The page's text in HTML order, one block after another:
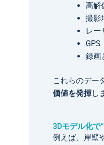
高解
撮影
レー
GPS
録画
これらのデー
価値を発揮し
3Dモデル化で
例えば、岸壁